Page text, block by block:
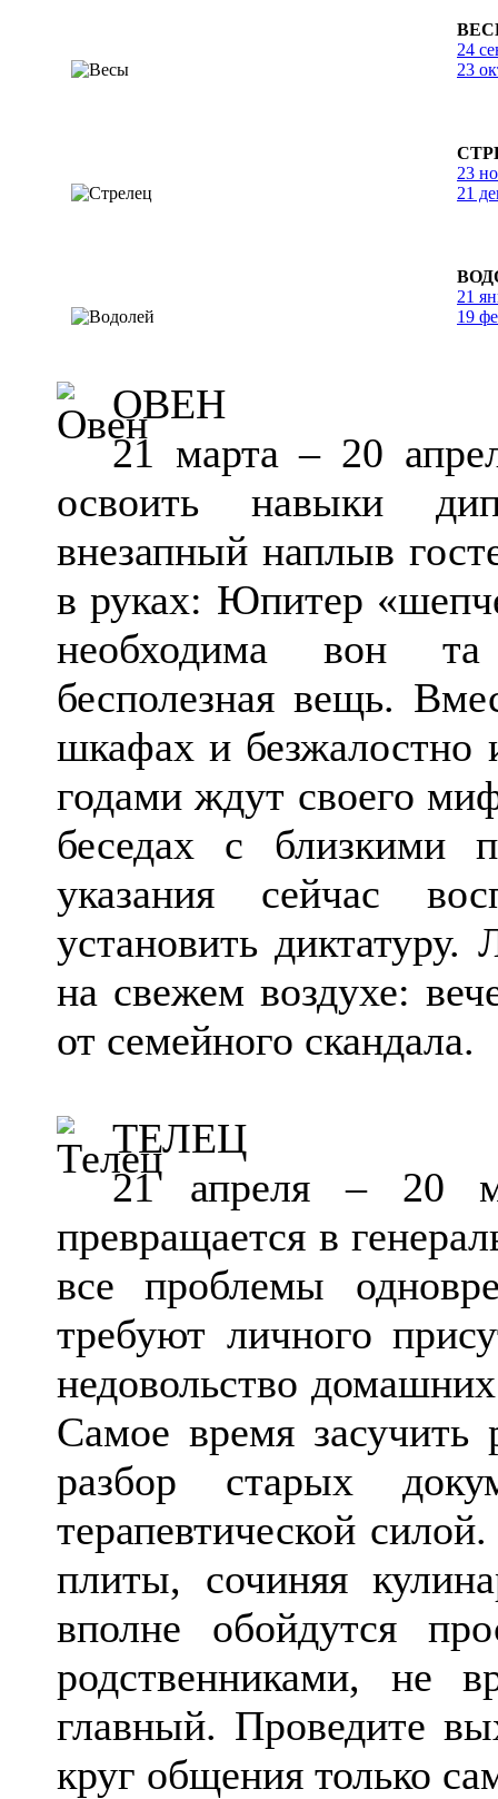
24
23
23
21
21
19
ОВЕН
21 марта – 20
освоить навыки
внезапный наплыв
в руках: Юпитер
необходима вон
бесполезная вещь.
шкафах и безжалостно
годами ждут своего
беседах с близкими
указания сейчас
установить диктатуру.
на свежем воздухе:
от семейного скандала.
ТЕЛЕЦ
21 апреля – 20
превращается в
все проблемы
требуют личного
недовольство
Самое время засучить
разбор старых
терапевтической
плиты, сочиняя
вполне обойдутся
родственниками, не
главный. Проведите
круг общения только